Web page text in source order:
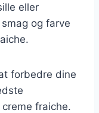
eller
og farve
forbedre dine
fraiche.